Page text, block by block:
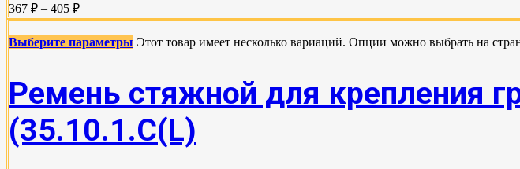
367 ₽ – 405 ₽
Выберите параметры Этот товар имеет несколько вариаций. Опции можно выбрать на
Ремень стяжной для крепления
(35.10.1.С(L)